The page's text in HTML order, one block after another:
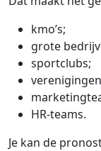
kmo’s;
grote
sportclubs;
HR-teams.
Je kan de